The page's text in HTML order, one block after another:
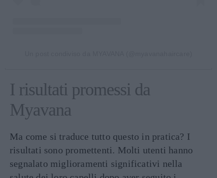
I risultati promessi da
Myavana
Ma come si traduce tutto questo in pratica? I
risultati sono promettenti. Molti utenti hanno
segnalato miglioramenti significativi nella